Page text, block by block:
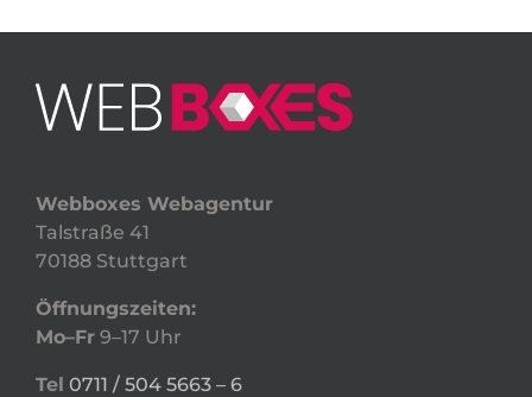
Webboxes Webagentur
Talstraße 41
70188 Stuttgart
Öffnungszeiten:
Mo–Fr 9–17 Uhr
Tel 0711 / 504 5663 – 6